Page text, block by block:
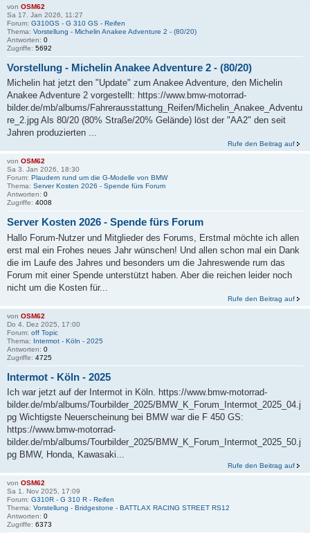
von OSM62
Sa 17. Jan 2026, 11:27
Forum: G310GS - G 310 GS - Reifen
Thema: Vorstellung - Michelin Anakee Adventure 2 - (80/20)
Antworten: 0
Zugriffe: 5692
Vorstellung - Michelin Anakee Adventure 2 - (80/20)
Michelin hat jetzt den "Update" zum Anakee Adventure, den Michelin
Anakee Adventure 2 vorgestellt: https://www.bmw-motorrad-
bilder.de/mb/albums/Fahrerausstattung_Reifen/Michelin_Anakee_Adventu
re_2.jpg Als 80/20 (80% Straße/20% Gelände) löst der "AA2" den seit
Jahren produzierten ...
Rufe den Beitrag auf
von OSM62
Sa 3. Jan 2026, 18:30
Forum: Plaudern rund um die G-Modelle von BMW
Thema: Server Kosten 2026 - Spende fürs Forum
Antworten: 0
Zugriffe: 4008
Server Kosten 2026 - Spende fürs Forum
Hallo Forum-Nutzer und Mitglieder des Forums, Erstmal möchte ich allen
erst mal ein Frohes neues Jahr wünschen! Und allen schon mal ein Dank
die im Laufe des Jahres und besonders um die Jahreswende rum das
Forum mit einer Spende unterstützt haben. Aber die reichen leider noch
nicht um die Kosten für...
Rufe den Beitrag auf
von OSM62
Do 4. Dez 2025, 17:00
Forum: off Topic
Thema: Intermot - Köln - 2025
Antworten: 0
Zugriffe: 4725
Intermot - Köln - 2025
Ich war jetzt auf der Intermot in Köln. https://www.bmw-motorrad-
bilder.de/mb/albums/Tourbilder_2025/BMW_K_Forum_Intermot_2025_04.j
pg Wichtigste Neuerscheinung bei BMW war die F 450 GS:
https://www.bmw-motorrad-
bilder.de/mb/albums/Tourbilder_2025/BMW_K_Forum_Intermot_2025_50.j
pg BMW, Honda, Kawasaki...
Rufe den Beitrag auf
von OSM62
Sa 1. Nov 2025, 17:09
Forum: G310R - G 310 R - Reifen
Thema: Vorstellung - Bridgestone - BATTLAX RACING STREET RS12
Antworten: 0
Zugriffe: 6373